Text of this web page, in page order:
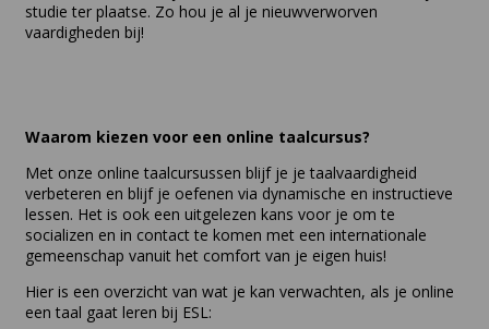
studie ter plaatse. Zo hou je al je nieuwverworven
vaardigheden bij!
Waarom kiezen voor een online taalcursus?
Met onze online taalcursussen blijf je je taalvaardigheid
verbeteren en blijf je oefenen via dynamische en instructieve
lessen. Het is ook een uitgelezen kans voor je om te
socializen en in contact te komen met een internationale
gemeenschap vanuit het comfort van je eigen huis!
Hier is een overzicht van wat je kan verwachten, als je online
een taal gaat leren bij ESL: